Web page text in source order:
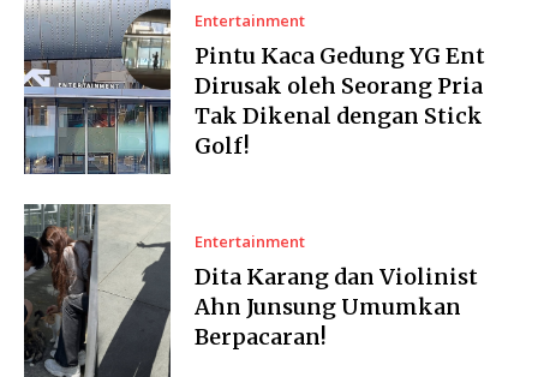
Entertainment
Pintu Kaca Gedung YG Ent
Dirusak oleh Seorang Pria
Tak Dikenal dengan Stick
Golf!
Entertainment
Dita Karang dan Violinist
Ahn Junsung Umumkan
Berpacaran!